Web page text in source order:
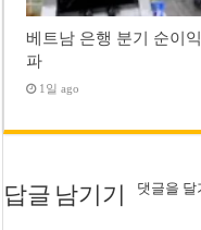
베트남 은행 분기 순이
파
1일 ago
답글 남기기 댓글을 달